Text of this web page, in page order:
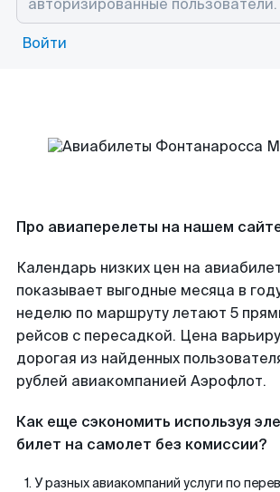
Войти
Про авиаперелеты на нашем
Календарь низких цен на
показывает выгодные месяца в
неделю по маршруту летают 5
рейсов с пересадкой. Цена
дорогая из найденных
рублей авиакомпанией Аэрофлот.
Как еще сэкономить используя
билет на самолет без комиссии?
У разных авиакомпаний услуги по